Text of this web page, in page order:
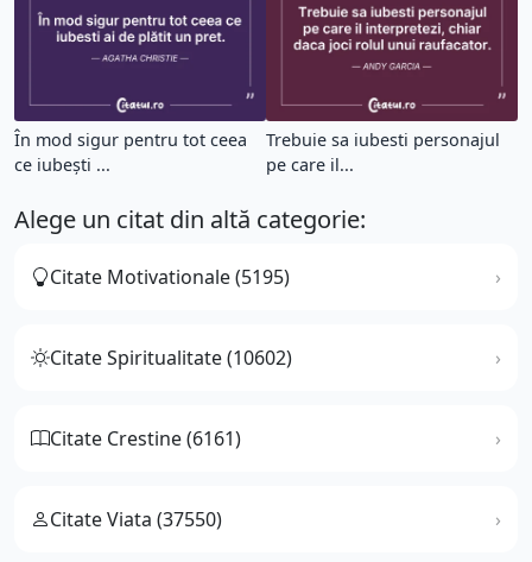
În mod sigur pentru tot ceea
ce iubești ...
Trebuie sa iubesti personajul
pe care il...
Alege un citat din altă categorie:
Citate Motivationale (5195)
Citate Spiritualitate (10602)
Citate Crestine (6161)
Citate Viata (37550)